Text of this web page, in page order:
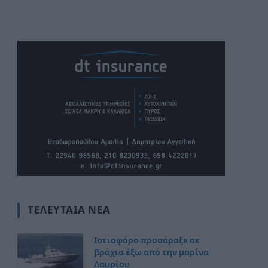
ΤΕΛΕΥΤΑΊΑ ΝΈΑ
Ιστιοφόρο προσάραξε σε
βράχια έξω από την μαρίνα
Λαυρίου